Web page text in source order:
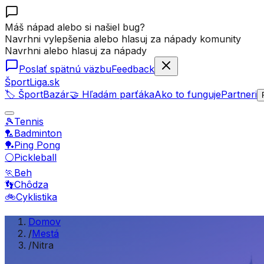
Máš nápad alebo si našiel bug?
Navrhni vylepšenia alebo hlasuj za nápady komunity
Navrhni alebo hlasuj za nápady
Poslať spätnú väzbuFeedback
ŠportLiga.sk
🏷️ ŠportBazár🤝 Hľadám parťákaAko to fungujePartneri
🎾Tennis
🏸Badminton
🏓Ping Pong
⚪Pickleball
🏃Beh
👣Chôdza
🚲Cyklistika
Domov
/Mestá
/Nitra